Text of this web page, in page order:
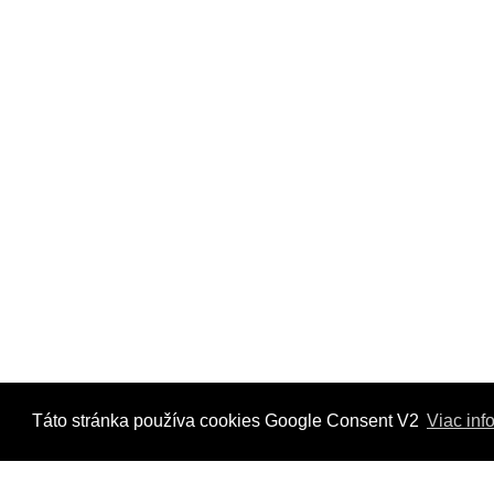
Táto stránka používa cookies Google Consent V2 Viac info